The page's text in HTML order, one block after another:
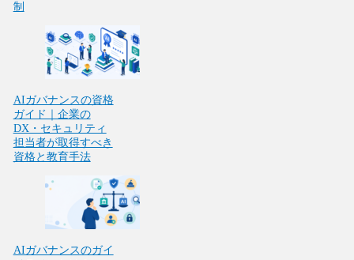
制
AIガバナンスの資格
ガイド｜企業の
DX・セキュリティ
担当者が取得すべき
資格と教育手法
AIガバナンスのガイ